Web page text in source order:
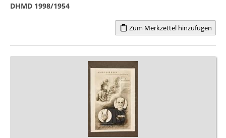
DHMD 1998/1954
Zum Merkzettel hinzufügen